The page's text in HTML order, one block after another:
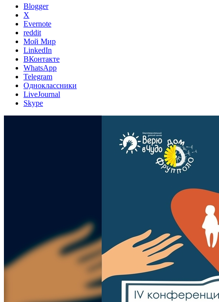
Blogger
X
Evernote
reddit
Мой Мир
LinkedIn
ВКонтакте
WhatsApp
Telegram
Одноклассники
LiveJournal
Skype